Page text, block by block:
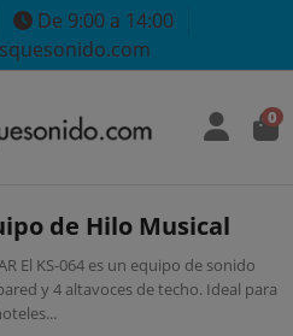
De 9:00 a 14:00
0
de Hilo Musical
El KS-064 es un equipo de sonido
y 4 altavoces de techo. Ideal para